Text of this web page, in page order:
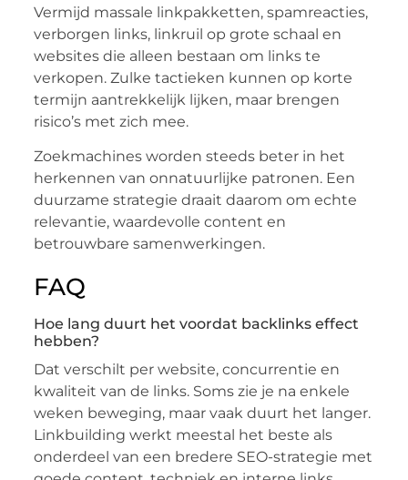
Vermijd massale linkpakketten, spamreacties,
verborgen links, linkruil op grote schaal en
websites die alleen bestaan om links te
verkopen. Zulke tactieken kunnen op korte
termijn aantrekkelijk lijken, maar brengen
risico’s met zich mee.
Zoekmachines worden steeds beter in het
herkennen van onnatuurlijke patronen. Een
duurzame strategie draait daarom om echte
relevantie, waardevolle content en
betrouwbare samenwerkingen.
FAQ
Hoe lang duurt het voordat backlinks effect
hebben?
Dat verschilt per website, concurrentie en
kwaliteit van de links. Soms zie je na enkele
weken beweging, maar vaak duurt het langer.
Linkbuilding werkt meestal het beste als
onderdeel van een bredere SEO-strategie met